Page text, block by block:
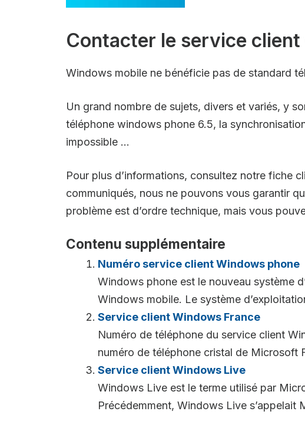
Contacter le service
Windows mobile ne bénéficie pas de standard
Un grand nombre de sujets, divers et variés, y
téléphone windows phone 6.5, la
impossible …
Pour plus d’informations, consultez notre fiche
communiqués, nous ne pouvons vous garantir
problème est d’ordre technique, mais vous
Contenu supplémentaire
Numéro service client Windows phone
Windows phone est le nouveau système
Windows mobile. Le système
Service client Windows France
Numéro de téléphone du service client
numéro de téléphone cristal de Microsoft
Service client Windows Live
Windows Live est le terme utilisé par
Précédemment, Windows Live s’appelait